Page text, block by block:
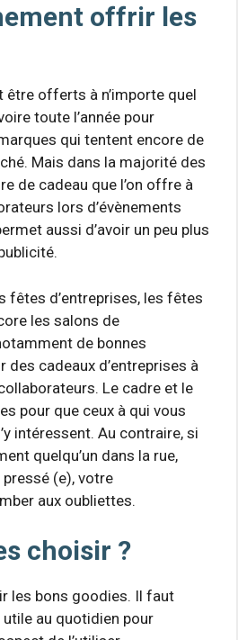
offrir les
être offerts à n’importe quel
toute l’année pour
qui tentent encore de
Mais dans la majorité des
de cadeau que l’on offre à
lors d’évènements
aussi d’avoir un peu plus
fêtes d’entreprises, les fêtes
les salons de
de bonnes
cadeaux d’entreprises à
Le cadre et le
pour que ceux à qui vous
intéressent. Au contraire, si
quelqu’un dans la rue,
pressé (e), votre
aux oubliettes.
choisir ?
les bons goodies. Il faut
au quotidien pour